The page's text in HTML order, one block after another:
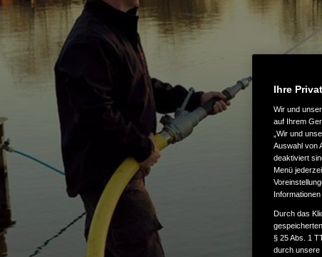
Ihre
Wir und
auf Ihrem
„Wir und
Auswahl von
deaktiviert
Menü
Durch das
§ 25 Abs. 1
durch unsere